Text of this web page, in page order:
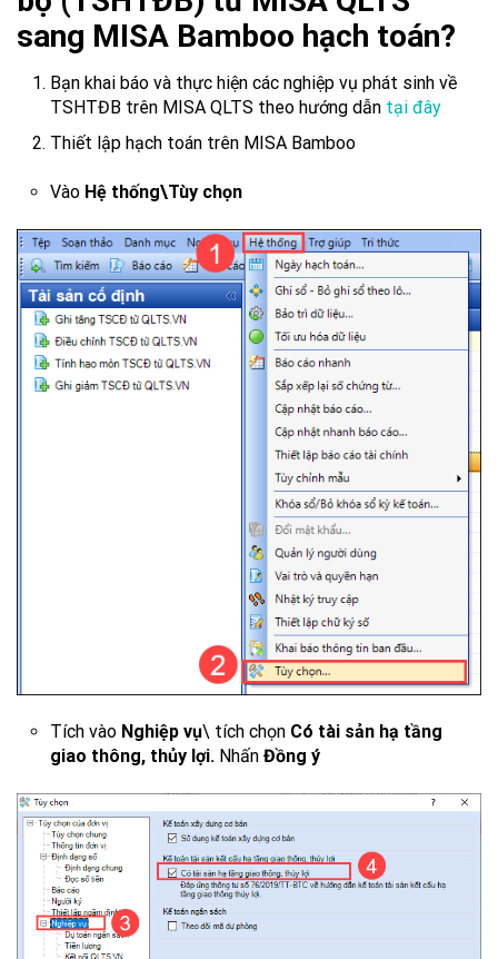
sang MISA Bamboo hạch toán?
Bạn khai báo và thực hiện các nghiệp vụ phát sinh về
TSHTĐB trên MISA QLTS theo hướng dẫn tại đây
Thiết lập hạch toán trên MISA Bamboo
Vào Hệ thống\Tùy chọn
Tích vào Nghiệp vụ\ tích chọn Có tài sản hạ tầng
giao thông, thủy lợi. Nhấn Đồng ý